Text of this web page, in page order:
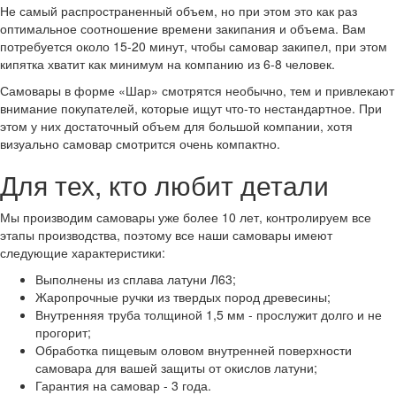
Не самый распространенный объем, но при этом это как раз
оптимальное соотношение времени закипания и объема. Вам
потребуется около 15-20 минут, чтобы самовар закипел, при этом
кипятка хватит как минимум на компанию из 6-8 человек.
Самовары в форме «Шар» смотрятся необычно, тем и привлекают
внимание покупателей, которые ищут что-то нестандартное. При
этом у них достаточный объем для большой компании, хотя
визуально самовар смотрится очень компактно.
Для тех, кто любит детали
Мы производим самовары уже более 10 лет, контролируем все
этапы производства, поэтому все наши самовары имеют
следующие характеристики:
Выполнены из сплава латуни Л63;
Жаропрочные ручки из твердых пород древесины;
Внутренняя труба толщиной 1,5 мм - прослужит долго и не
прогорит;
Обработка пищевым оловом внутренней поверхности
самовара для вашей защиты от окислов латуни;
Гарантия на самовар - 3 года.